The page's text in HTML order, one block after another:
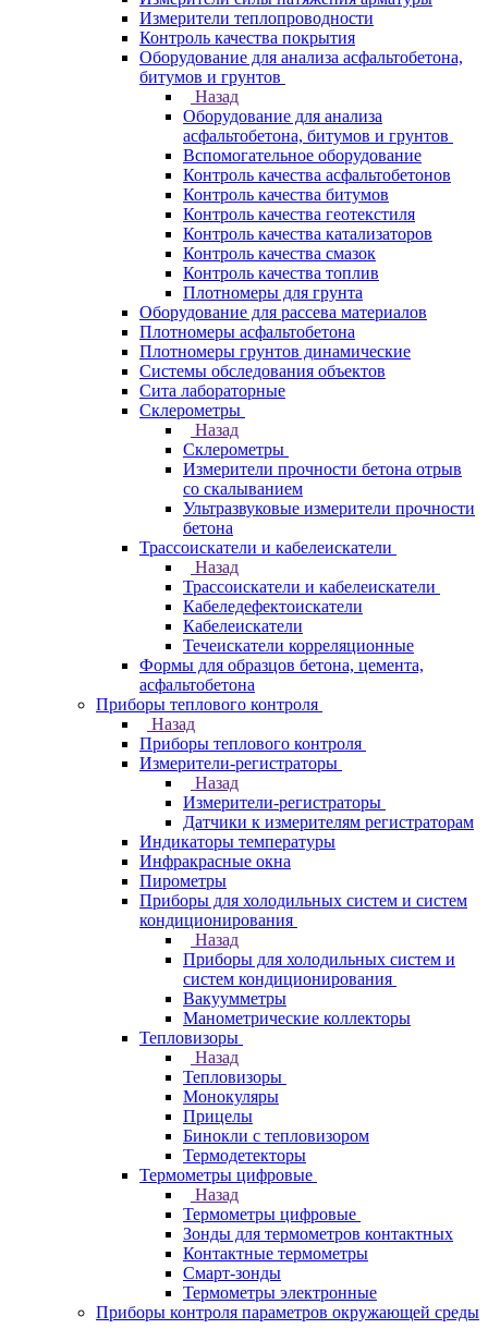
Измерители теплопроводности
Контроль качества покрытия
Оборудование для анализа асфальтобетона,
битумов и грунтов
Назад
Оборудование для анализа
асфальтобетона, битумов и грунтов
Вспомогательное оборудование
Контроль качества асфальтобетонов
Контроль качества битумов
Контроль качества геотекстиля
Контроль качества катализаторов
Контроль качества смазок
Контроль качества топлив
Плотномеры для грунта
Оборудование для рассева материалов
Плотномеры асфальтобетона
Плотномеры грунтов динамические
Системы обследования объектов
Сита лабораторные
Склерометры
Назад
Склерометры
Измерители прочности бетона отрыв
со скалыванием
Ультразвуковые измерители прочности
бетона
Трассоискатели и кабелеискатели
Назад
Трассоискатели и кабелеискатели
Кабеледефектоискатели
Кабелеискатели
Течеискатели корреляционные
Формы для образцов бетона, цемента,
асфальтобетона
Приборы теплового контроля
Назад
Приборы теплового контроля
Измерители-регистраторы
Назад
Измерители-регистраторы
Датчики к измерителям регистраторам
Индикаторы температуры
Инфракрасные окна
Пирометры
Приборы для холодильных систем и систем
кондиционирования
Назад
Приборы для холодильных систем и
систем кондиционирования
Вакуумметры
Манометрические коллекторы
Тепловизоры
Назад
Тепловизоры
Монокуляры
Прицелы
Бинокли с тепловизором
Термодетекторы
Термометры цифровые
Назад
Термометры цифровые
Зонды для термометров контактных
Контактные термометры
Смарт-зонды
Термометры электронные
Приборы контроля параметров окружающей среды